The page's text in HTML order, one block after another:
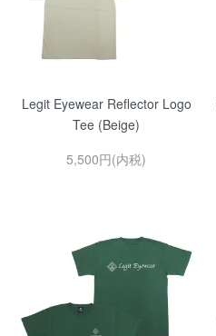
Legit Eyewear Reflector Logo
Tee (Beige)
5,500円(内税)